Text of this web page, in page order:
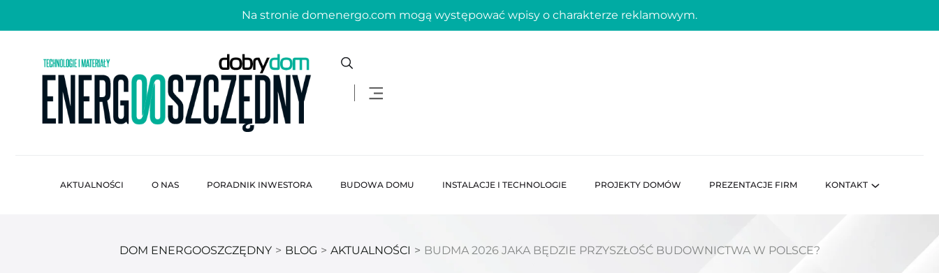
Na stronie domenergo.com mogą występować wpisy o charakterze reklamowym.
AKTUALNOŚCI O NAS PORADNIK INWESTORA BUDOWA DOMU INSTALACJE I TECHNOLOGIE PROJEKTY DOMÓW PREZENTACJE FIRM KONTAKT
DOM ENERGOOSZCZĘDNY > BLOG > AKTUALNOŚCI > BUDMA 2026 JAKA BĘDZIE PRZYSZŁOŚĆ BUDOWNICTWA W POLSCE?